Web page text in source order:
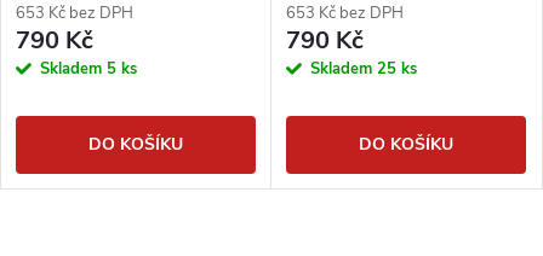
653 Kč bez DPH
790 Kč
Skladem 5 ks
DO KOŠÍKU
653 Kč bez DPH
790 Kč
Skladem 25 ks
DO KOŠÍKU